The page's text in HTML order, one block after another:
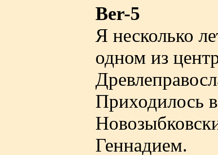
Ber-5
Я несколько
одном из
Приходилось
Геннадием.